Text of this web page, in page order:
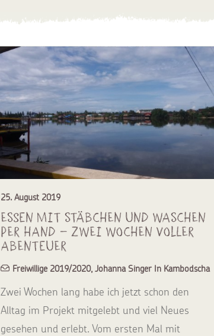
25. August 2019
Essen mit Stäbchen und Waschen
per Hand – Zwei Wochen voller
Abenteuer
Freiwillige 2019/2020, Johanna Singer In Kambodscha
Zwei Wochen lang habe ich jetzt schon den
Alltag im Projekt mitgelebt und viel Neues
gesehen und erlebt. Vom ersten Mal mit